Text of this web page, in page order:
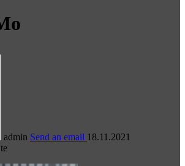
admin Send an email 18.11.2021